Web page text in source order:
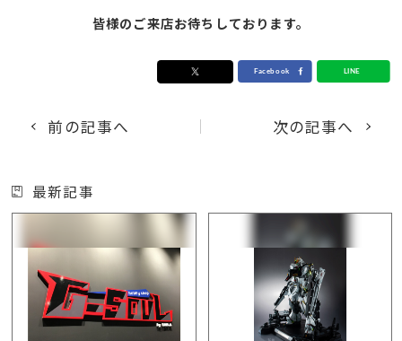
皆様のご来店お待ちしております。
前の記事へ 次の記事へ
最新記事